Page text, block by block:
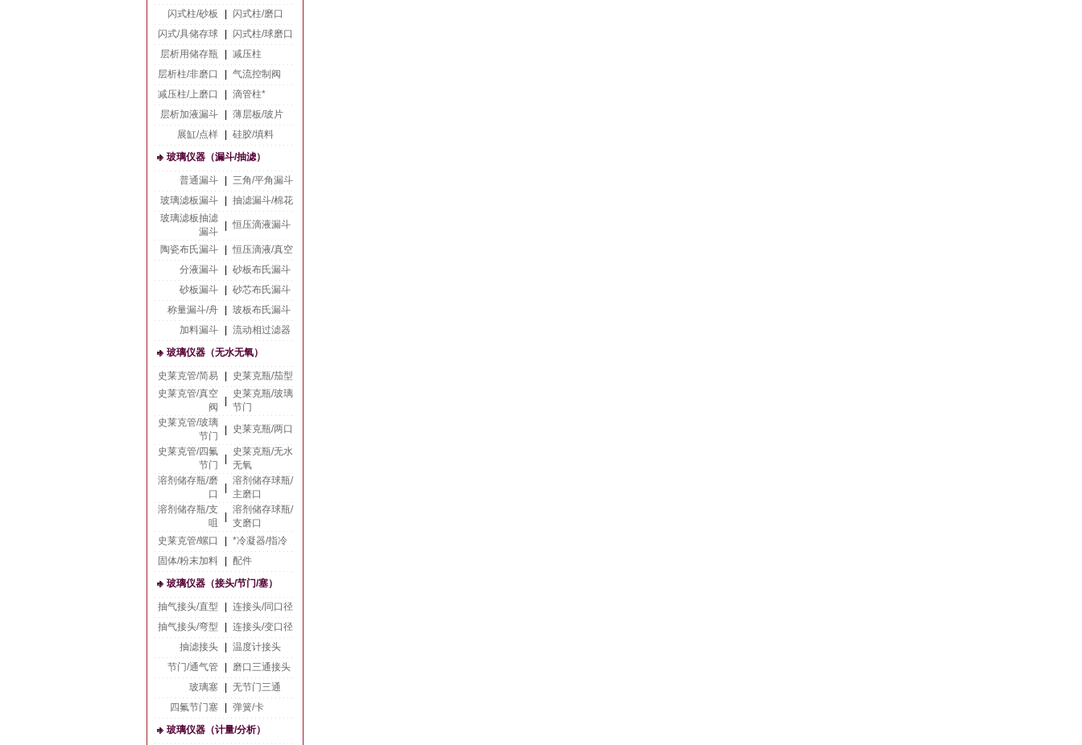
闪式柱/砂板
闪式柱/磨口
闪式/具储存球
闪式柱/球磨口
层析用储存瓶
减压柱
层析柱/非磨口
气流控制阀
减压柱/上磨口
滴管柱*
层析加液漏斗
薄层板/玻片
展缸/点样
硅胶/填料
玻璃仪器（漏斗/抽滤）
普通漏斗
三角/平角漏斗
玻璃滤板漏斗
抽滤漏斗/棉花
玻璃滤板抽滤
漏斗
恒压滴液漏斗
陶瓷布氏漏斗
恒压滴液/真空
分液漏斗
砂板布氏漏斗
砂板漏斗
砂芯布氏漏斗
称量漏斗/舟
玻板布氏漏斗
加料漏斗
流动相过滤器
玻璃仪器（无水无氧）
史莱克管/简易
史莱克瓶/茄型
史莱克管/真空
阀
史莱克瓶/玻璃
节门
史莱克管/玻璃
节门
史莱克瓶/两口
史莱克管/四氟
节门
史莱克瓶/无水
无氧
溶剂储存瓶/磨
口
溶剂储存球瓶/
主磨口
溶剂储存瓶/支
咀
溶剂储存球瓶/
支磨口
史莱克管/螺口
*冷凝器/指冷
固体/粉末加料
配件
玻璃仪器（接头/节门/塞）
抽气接头/直型
连接头/同口径
抽气接头/弯型
连接头/变口径
抽滤接头
温度计接头
节门/通气管
磨口三通接头
玻璃塞
无节门三通
四氟节门塞
弹簧/卡
玻璃仪器（计量/分析）